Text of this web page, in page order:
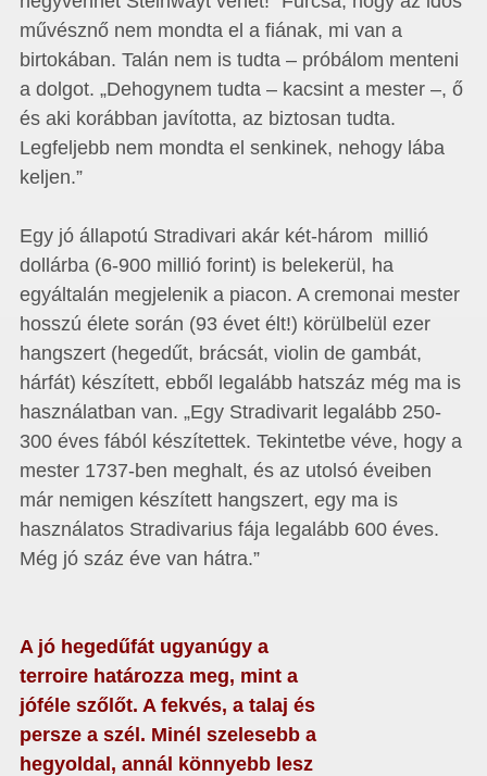
művésznő nem mondta el a fiának, mi van a
birtokában. Talán nem is tudta – próbálom menteni
a dolgot. „Dehogynem tudta – kacsint a mester –, ő
és aki korábban javította, az biztosan tudta.
Legfeljebb nem mondta el senkinek, nehogy lába
keljen.”
Egy jó állapotú Stradivari akár két-három millió
dollárba (6-900 millió forint) is belekerül, ha
egyáltalán megjelenik a piacon. A cremonai mester
hosszú élete során (93 évet élt!) körülbelül ezer
hangszert (hegedűt, brácsát, violin de gambát,
hárfát) készített, ebből legalább hatszáz még ma is
használatban van. „Egy Stradivarit legalább 250-
300 éves fából készítettek. Tekintetbe véve, hogy a
mester 1737-ben meghalt, és az utolsó éveiben
már nemigen készített hangszert, egy ma is
használatos Stradivarius fája legalább 600 éves.
Még jó száz éve van hátra.”
A jó hegedűfát ugyanúgy a
terroire határozza meg, mint a
jóféle szőlőt. A fekvés, a talaj és
persze a szél. Minél szelesebb a
hegyoldal, annál könnyebb lesz